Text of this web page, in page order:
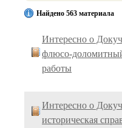
Найдено 563 материала
Интересно о
флюсо-
работы
Интересно о
историческая